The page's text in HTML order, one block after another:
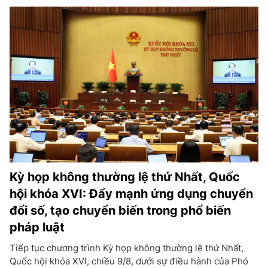
Kỳ họp không thường lệ thứ Nhất, Quốc
hội khóa XVI: Đẩy mạnh ứng dụng chuyển
đổi số, tạo chuyển biến trong phổ biến
pháp luật
Tiếp tục chương trình Kỳ họp không thường lệ thứ Nhất,
Quốc hội khóa XVI, chiều 9/8, dưới sự điều hành của Phó